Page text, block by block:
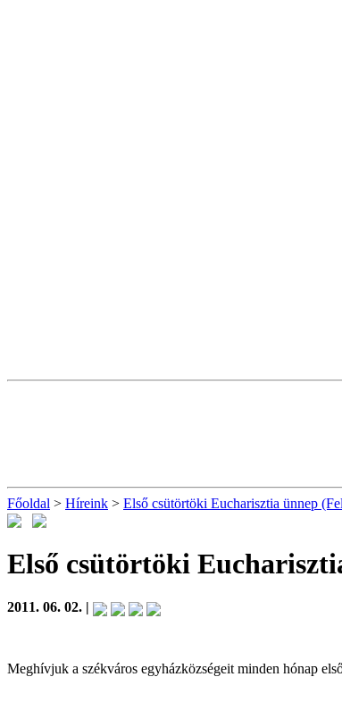
Főoldal > Híreink > Első csütörtöki Eucharisztia ünnep
Első csütörtöki
2011. 06. 02. |
Meghívjuk a székváros egyházközségeit minden hónap